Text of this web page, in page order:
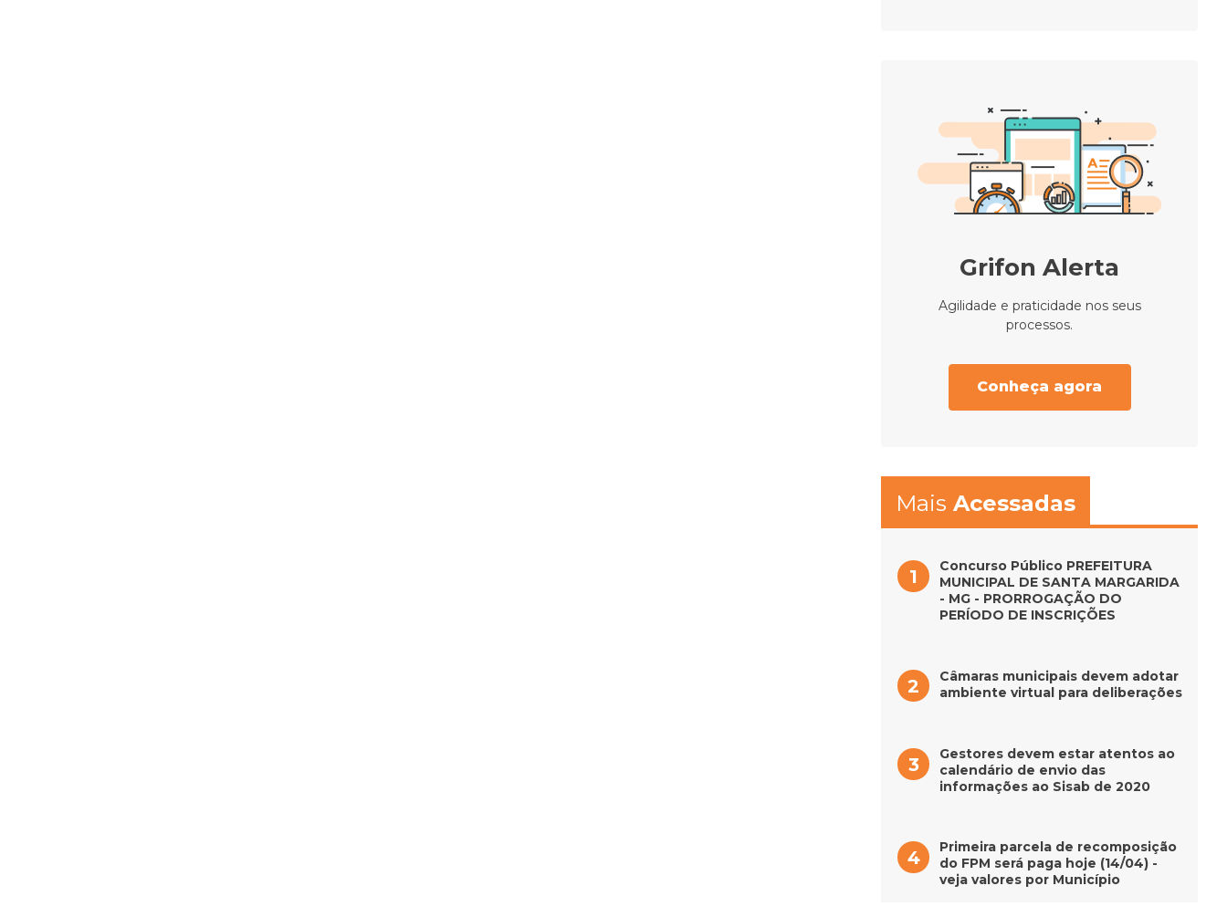
Grifon Alerta
Agilidade e praticidade nos seus
processos.
Conheça agora
Mais Acessadas
Concurso Público PREFEITURA
MUNICIPAL DE SANTA MARGARIDA
- MG - PRORROGAÇÃO DO
PERÍODO DE INSCRIÇÕES
Câmaras municipais devem adotar
ambiente virtual para deliberações
Gestores devem estar atentos ao
calendário de envio das
informações ao Sisab de 2020
Primeira parcela de recomposição
do FPM será paga hoje (14/04) -
veja valores por Município